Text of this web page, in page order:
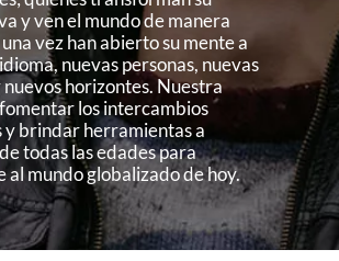
y ven el mundo de manera
vez han abierto su mente a
nuevas personas, nuevas
horizontes. Nuestra
los intercambios
y brindar herramientas a
todas las edades para
al mundo globalizado de hoy.